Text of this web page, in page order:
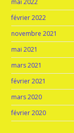
mai 2022
février 2022
novembre 2021
mai 2021
mars 2021
février 2021
mars 2020
février 2020